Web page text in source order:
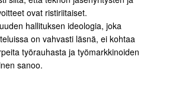
ovat ristiriitaiset.
hallituksen ideologia, joka
on vahvasti läsnä, ei kohtaa
työrauhasta ja työmarkkinoiden
sanoo.